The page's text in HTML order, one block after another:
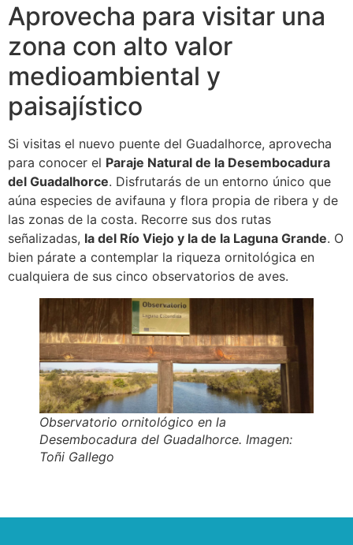
Aprovecha para visitar una
zona con alto valor
medioambiental y
paisajístico
Si visitas el nuevo puente del Guadalhorce, aprovecha
para conocer el Paraje Natural de la Desembocadura
del Guadalhorce. Disfrutarás de un entorno único que
aúna especies de avifauna y flora propia de ribera y de
las zonas de la costa. Recorre sus dos rutas
señalizadas, la del Río Viejo y la de la Laguna Grande. O
bien párate a contemplar la riqueza ornitológica en
cualquiera de sus cinco observatorios de aves.
Observatorio ornitológico en la
Desembocadura del Guadalhorce. Imagen:
Toñi Gallego